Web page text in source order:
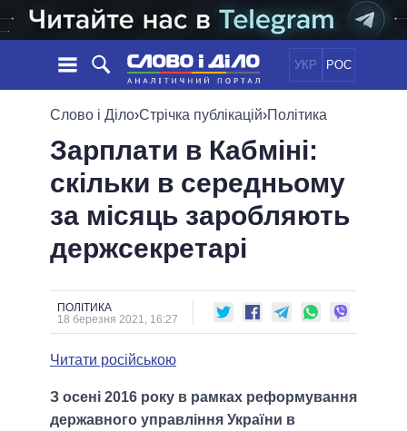
УКР РОС
НОВИНИ
СТРІЧКА
ПОДІЇ
СТАТТІ
ОГЛЯДИ
ДАЙДЖЕСТИ
ПОЛІТИКА
ЕКОНОМІКА
СУСПІЛЬСТВО
СВІТ
ОБIЦЯНКИ
ПОЛIТИКИ
УСІ ПОЛІТИКИ
ПРЕЗИДЕНТ І ОФІС
ВЕРХОВНА РАДА
КАБІНЕТ МІНІСТРІВ
МЕРИ МІСТ
ВСІ ПЕРСОНИ
ІНФОГРАФІКА
ПІДТРИМАТИ
ПОРІВНЯННЯ ПОЛІТИКІВ
Слово і Діло›Стрічка публікацій›Політика
Зарплати в Кабміні:
скільки в середньому
за місяць заробляють
держсекретарі
ПОЛІТИКА
18 березня 2021, 16:27
Читати російською
З осені 2016 року в рамках реформування
державного управління України в